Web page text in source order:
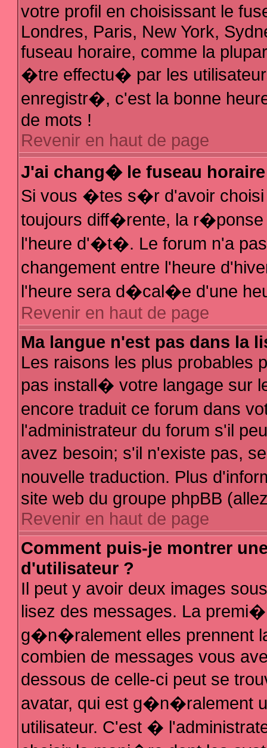
votre profil en choisissant le
Londres, Paris, New York,
fuseau horaire, comme la
�tre effectu� par les
enregistr�, c'est la bonne
de mots !
Revenir en haut de page
J'ai chang� le fuseau
Si vous �tes s�r d'avoir choisi
toujours diff�rente, la
l'heure d'�t�. Le forum n'a
changement entre l'heure
l'heure sera d�cal�e d'une
Revenir en haut de page
Ma langue n'est pas dans la
Les raisons les plus probables
pas install� votre langage sur
encore traduit ce forum dans
l'administrateur du forum s'il
avez besoin; s'il n'existe pas,
nouvelle traduction. Plus
site web du groupe phpBB
Revenir en haut de page
Comment puis-je montrer
d'utilisateur ?
Il peut y avoir deux images
lisez des messages. La
g�n�ralement elles prennent
combien de messages vous
dessous de celle-ci peut se
avatar, qui est g�n�ralement
utilisateur. C'est �